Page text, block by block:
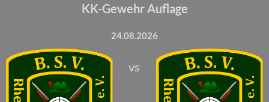
KK-Gewehr Auflage
24.08.2026
vs